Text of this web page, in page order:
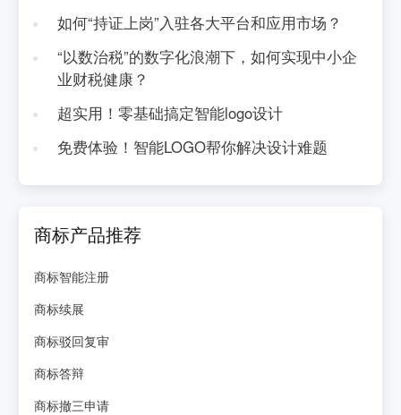
如何“持证上岗”入驻各大平台和应用市场？
“以数治税”的数字化浪潮下，如何实现中小企
业财税健康？
超实用！零基础搞定智能logo设计
免费体验！智能LOGO帮你解决设计难题
商标产品推荐
商标智能注册
商标续展
商标驳回复审
商标答辩
商标撤三申请